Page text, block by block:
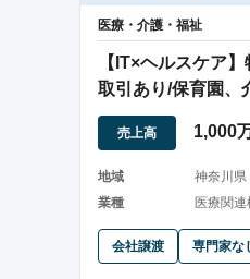
医療・介護・福祉
【IT×ヘルスケア
取引あり/保育園、
ンサ製品
売上高 1,000
地域
神奈川県
業種
医療関
会社譲渡 専門家な